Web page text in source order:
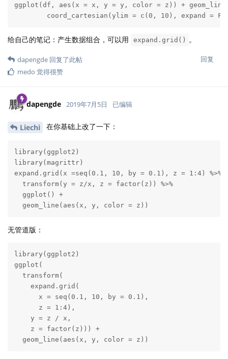
ggplot(df, aes(x = x, y = y, color = z)) +
        coord_cartesian(ylim = c(0, 10), expand = F)
给自己的笔记：产生数据组合，可以用 expand.grid() 。
回复
dapengde 回复了此帖
medo 觉得很赞
dapengde 2019年7月5日 已编辑
Liechi 在你基础上改了一下：
library(ggplot2)
library(magrittr)
expand.grid(x =seq(0.1, 10, by = 0.1), z = 1:4) %>%
  transform(y = z/x, z = factor(z)) %>%
  ggplot() +
  geom_line(aes(x, y, color = z))
无管道版：
library(ggplot2)
ggplot(
  transform(
    expand.grid(
      x = seq(0.1, 10, by = 0.1),
      z = 1:4),
    y = z / x,
    z = factor(z))) +
  geom_line(aes(x, y, color = z))